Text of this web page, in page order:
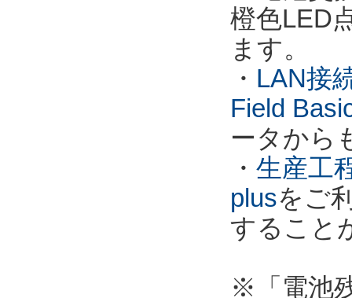
橙色LED
ます。
・ LAN接
Field
ータから
・ 生産工
plusをご
すること
※「電池